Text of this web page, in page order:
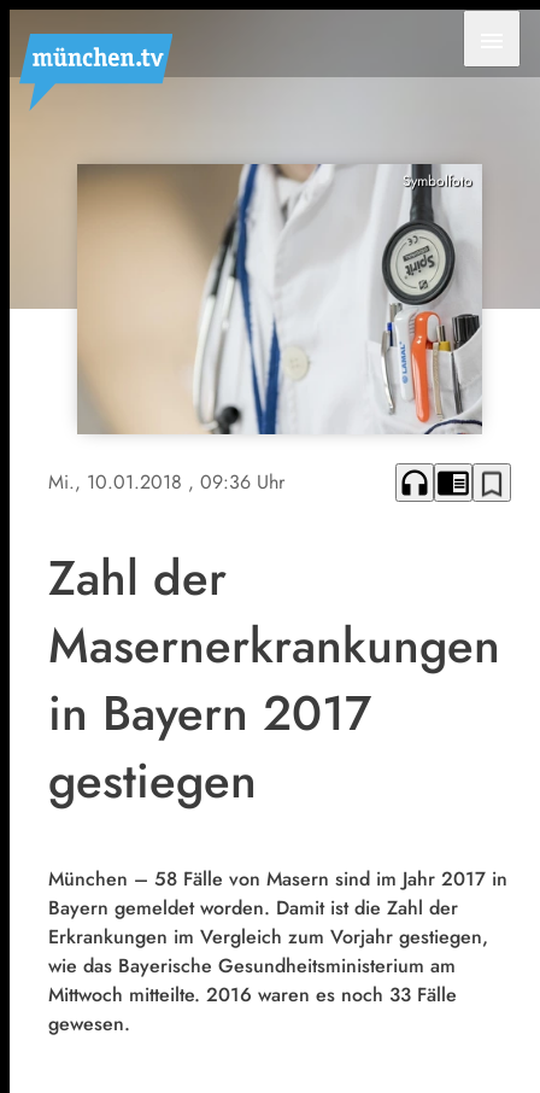
Symbolfoto
Mi., 10.01.2018 , 09:36 Uhr headphones chrome_reader_mode bookmark_border
Zahl der
Masernerkrankungen
in Bayern 2017
gestiegen
München – 58 Fälle von Masern sind im Jahr 2017 in
Bayern gemeldet worden. Damit ist die Zahl der
Erkrankungen im Vergleich zum Vorjahr gestiegen,
wie das Bayerische Gesundheitsministerium am
Mittwoch mitteilte. 2016 waren es noch 33 Fälle
gewesen.